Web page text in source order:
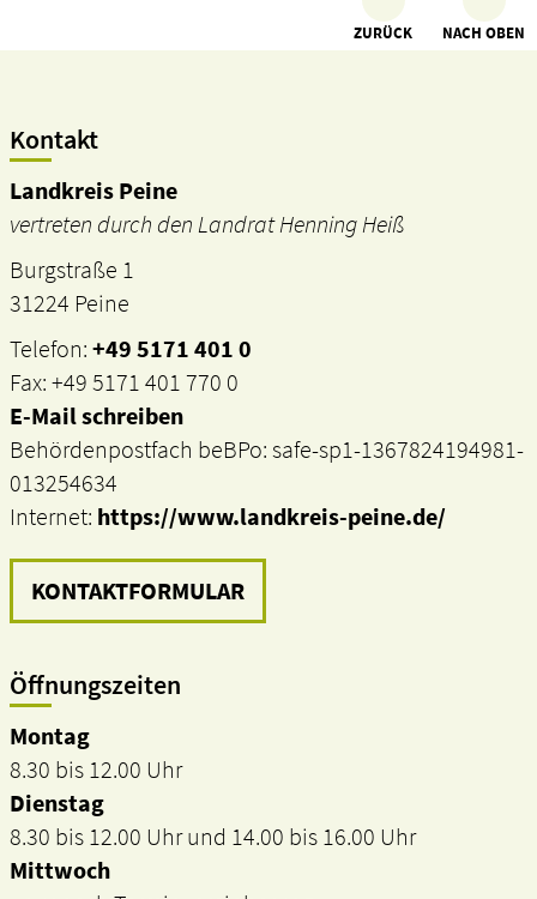
ZURÜCK NACH OBEN
Kontakt
Landkreis Peine
vertreten durch den Landrat Henning Heiß
Burgstraße 1
31224 Peine
Telefon:+49 5171 401 0
Fax: +49 5171 401 770 0
E-Mail schreiben
Behördenpostfach beBPo: safe-sp1-1367824194981-
013254634
Internet: https://www.landkreis-peine.de/
KONTAKTFORMULAR
Öffnungszeiten
Montag
8.30 bis 12.00 Uhr
Dienstag
8.30 bis 12.00 Uhr und 14.00 bis 16.00 Uhr
Mittwoch